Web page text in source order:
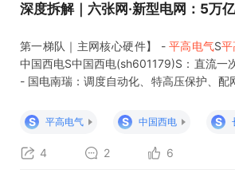
深度拆解｜六张网·新型电网：5万
第一梯队｜主网核心硬件】 - 平高电气S
中国西电S中国西电(sh601179)S：直流一
- 国电南瑞：调度自动化、特高压保护、
S
平高电气 S 中国西电 S
4 2 6